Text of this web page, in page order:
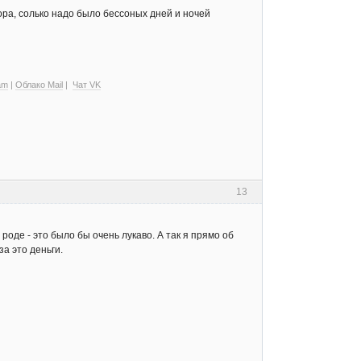
солько надо было бессоных дней и ночей
| Облако Mail | Чат VK
13
- это было бы очень лукаво. А так я прямо об
это деньги.